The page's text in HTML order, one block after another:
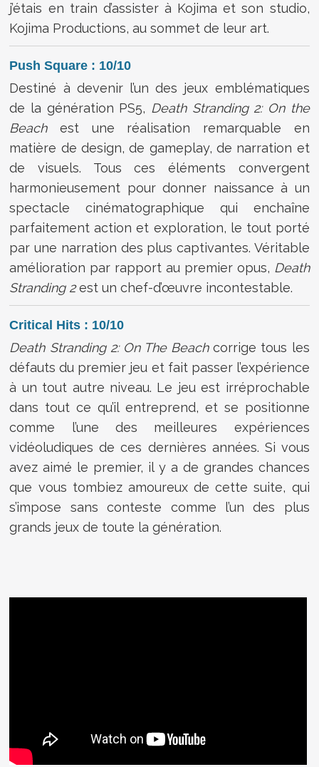
j’étais en train d’assister à Kojima et son studio,
Kojima Productions, au sommet de leur art.
Push Square : 10/10
Destiné à devenir l’un des jeux emblématiques
de la génération PS5, Death Stranding 2: On the
Beachest une réalisation remarquable en
matière de design, de gameplay, de narration et
de visuels. Tous ces éléments convergent
harmonieusement pour donner naissance à un
spectacle cinématographique qui enchaîne
parfaitement action et exploration, le tout porté
par une narration des plus captivantes. Véritable
amélioration par rapport au premier opus, Death
Stranding 2est un chef-d’œuvre incontestable.
Critical Hits : 10/10
Death Stranding 2: On The Beachcorrige tous les
défauts du premier jeu et fait passer l’expérience
à un tout autre niveau. Le jeu est irréprochable
dans tout ce qu’il entreprend, et se positionne
comme l’une des meilleures expériences
vidéoludiques de ces dernières années. Si vous
avez aimé le premier, il y a de grandes chances
que vous tombiez amoureux de cette suite, qui
s’impose sans conteste comme l’un des plus
grands jeux de toute la génération.